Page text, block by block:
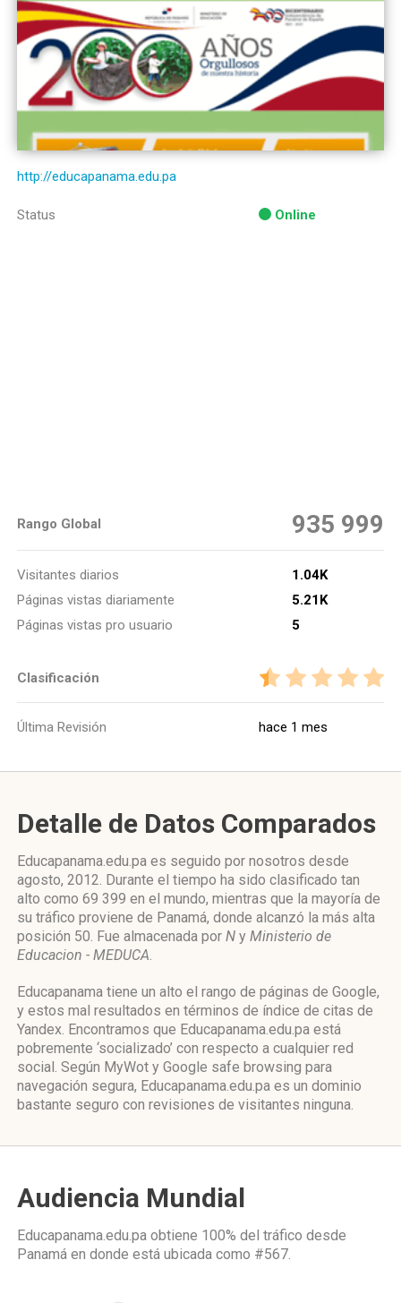
http://educapanama.edu.pa
Status Online
Rango Global 935 999
Visitantes diarios
1.04K
Páginas vistas diariamente
5.21K
Páginas vistas pro usuario
5
Clasificación
Última Revisión hace 1 mes
Detalle de Datos Comparados
Educapanama.edu.pa es seguido por nosotros desde
agosto, 2012. Durante el tiempo ha sido clasificado tan
alto como 69 399 en el mundo, mientras que la mayoría de
su tráfico proviene de Panamá, donde alcanzó la más alta
posición 50. Fue almacenada por N y Ministerio de
Educacion - MEDUCA.
Educapanama tiene un alto el rango de páginas de Google,
y estos mal resultados en términos de índice de citas de
Yandex. Encontramos que Educapanama.edu.pa está
pobremente ‘socializado’ con respecto a cualquier red
social. Según MyWot y Google safe browsing para
navegación segura, Educapanama.edu.pa es un dominio
bastante seguro con revisiones de visitantes ninguna.
Audiencia Mundial
Educapanama.edu.pa obtiene 100% del tráfico desde
Panamá en donde está ubicada como #567.